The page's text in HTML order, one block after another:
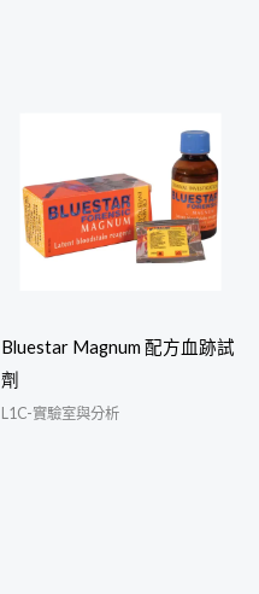
Bluestar Magnum 配方血跡試
劑
L1C-實驗室與分析